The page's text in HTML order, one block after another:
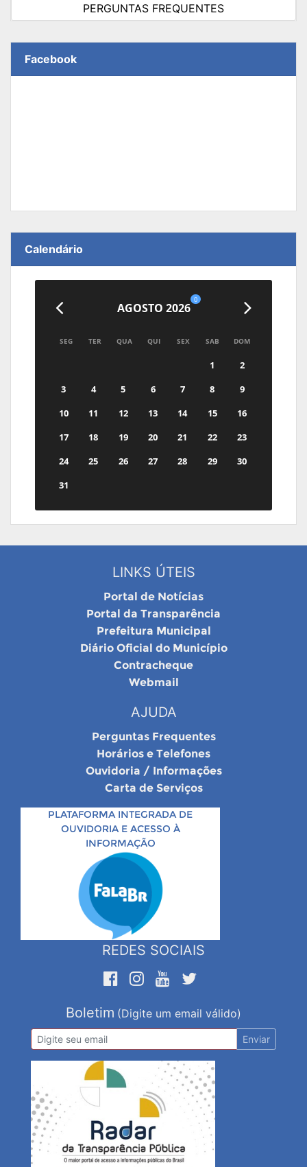
PERGUNTAS FREQUENTES
Facebook
Calendário
AGOSTO 2026
0
SEG TER QUA QUI SEX SAB DOM
1
2
3
4 5 6 7 8
9
10
11 12 13 14 15
16
17
18 19 20 21 22
23
24
25 26 27 28 29
30
31
LINKS ÚTEIS
Portal de Notícias
Portal da Transparência
Prefeitura Municipal
Diário Oficial do Município
Contracheque
Webmail
AJUDA
Perguntas Frequentes
Horários e Telefones
Ouvidoria / Informações
Carta de Serviços
PLATAFORMA INTEGRADA DE
OUVIDORIA E ACESSO À
INFORMAÇÃO
REDES SOCIAIS
Boletim (Digite um email válido)
Enviar